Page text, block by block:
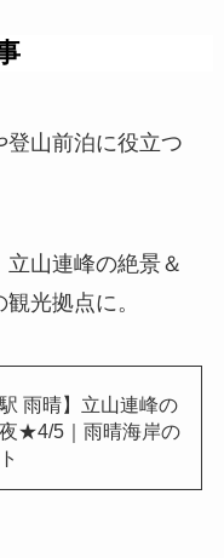
山前泊に役立つ
山連峰の絶景＆
光拠点に。
雨晴】立山連峰の
★4/5｜雨晴海岸の